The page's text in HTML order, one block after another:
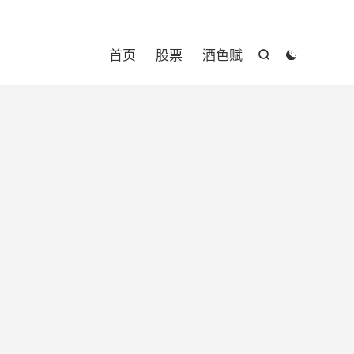


首页 股票 酒色赋